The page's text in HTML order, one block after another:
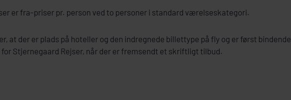
er fra-priser pr. person ved to personer i standard værelseskategori.
at der er plads på hoteller og den indregnede billettype på fly og er først bindende
for Stjernegaard Rejser, når der er fremsendt et skriftligt tilbud.